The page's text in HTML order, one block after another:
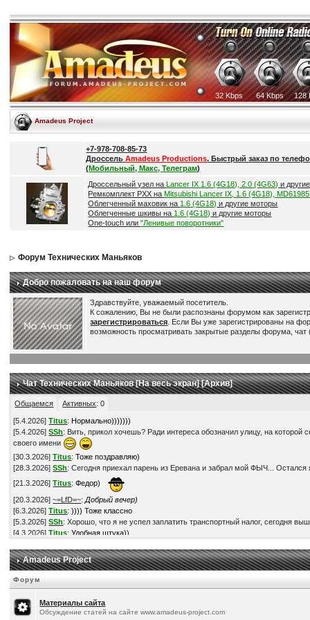
32 Kbps 64 Kbps 128
Amadeus Project
+7-978-708-85-73
ДроссельAmadeus Productions. Быстрый заказ по
(Мобильный, Макс, Телеграм)
Дроссельный узел на Lancer IX 1.6 (4G18), 2.0 (4G63) и
Ремкомплект РХХ на Mitsubishi Lancer IX, 1.6 (4G18),
Облегченный маховик на 1.6 (4G18) и другие моторы
Облегченные шкивы на 1.6 (4G18) и другие моторы
One-touch или"Ленивые поворотники"
Форум Технических Маньяков
Добро пожаловать на наш форум
Здравствуйте, уважаемый посетитель.
К сожалению, Вы не были распознаны форумом как
зарегистрироваться . Если Вы уже зарегистрированы на
возможность просматривать закрытые разделы форума,
Чат Технических Маньяков [На весь экран] [Архив]
Общаемся Активных:0
[5.4.2026]Titus: Нормально)))))))
[5.4.2026]SSh: Вить, прикол хочешь? Ради интереса обозначил улицу, на
своего имени
[30.3.2026]Titus:Тоже поздравляю)
[28.3.2026]SSh: Сегодня приехал парень из Еревана и забрал мой ФЫЧ... Остался
[21.3.2026]Titus:Федор)
[20.3.2026]~=LfD=~:Добрый вечер)
[6.3.2026]Titus:)))) Тоже классно
[5.3.2026]SSh: Хорошо, что я не успел заплатить транспортный налог, сегодня
[4.3.2026]Titus:Удобная штука))
[28.2.2026]Titus:По ценам - наверное да))
[28.2.2026]Titus:Понимаю))
[28.2.2026
[28.2.2026]SSh: Кстати, это на самом деле так? -https://www.drom.ru/world/
[28.2.2026
: Нет, неохота... Обленился в последнее время )))
[22.2.2026]Titus:Супер! Поздравляю!) Твори БЖ, если есть время-желание, всем
Amadeus Project
Форум
Материалы сайта
Обсуждение статей на сайте www.amadeus-project.com